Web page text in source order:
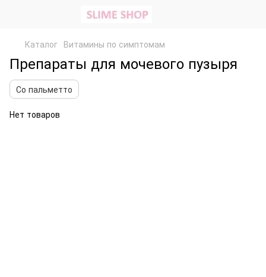
Каталог Витамины по симптомам
Препараты для мочевого пузыря
Со пальметто
Нет товаров